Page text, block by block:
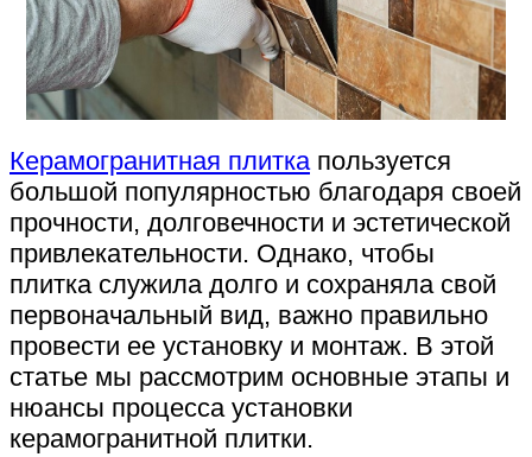
Керамогранитная плитка пользуется
большой популярностью благодаря своей
прочности, долговечности и эстетической
привлекательности. Однако, чтобы
плитка служила долго и сохраняла свой
первоначальный вид, важно правильно
провести ее установку и монтаж. В этой
статье мы рассмотрим основные этапы и
нюансы процесса установки
керамогранитной плитки.